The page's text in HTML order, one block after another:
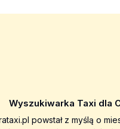
Wyszukiwarka Taxi dla
powstał z myślą o